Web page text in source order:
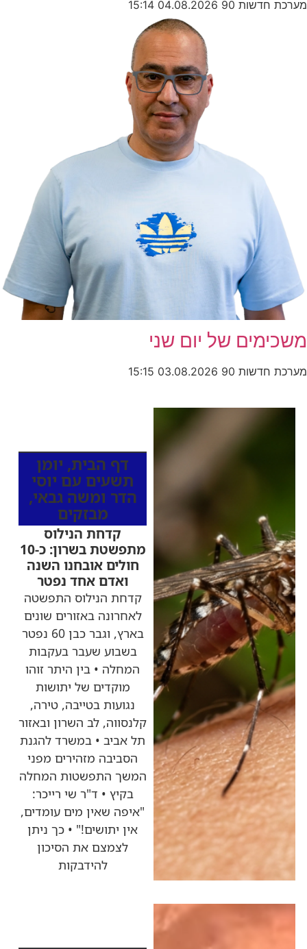
מערכת חדשות 90 04.08.2026
15:14
משכימים של יום שני
מערכת חדשות 90 03.08.2026
15:15
דף הבית, יומן
תשעים עם יוסי
הדר ומשה גבאי,
מבזקים
קדחת הנילוס
מתפשטת בשרון: כ-10
חולים אובחנו השנה
ואדם אחד נפטר
קדחת הנילוס התפשטה
לאחרונה באזורים שונים
בארץ, וגבר כבן 60 נפטר
בשבוע שעבר בעקבות
המחלה • בין היתר זוהו
מוקדים של יתושות
נגועות בטייבה, טירה,
קלנסווה, לב השרון ובאזור
תל אביב • במשרד להגנת
הסביבה מזהירים מפני
המשך התפשטות המחלה
בקיץ • ד"ר שי רייכר:
"איפה שאין מים עומדים,
אין יתושים!" • כך ניתן
לצמצם את הסיכון
להידבקות